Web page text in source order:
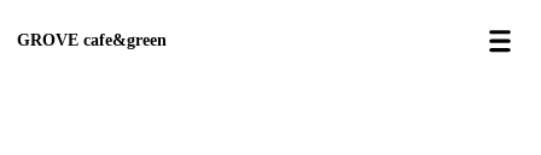
GROVE cafe&green